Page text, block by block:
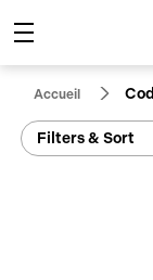
Accueil
Filters & Sort